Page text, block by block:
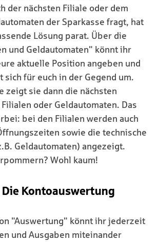
der nächsten Filiale oder dem
der Sparkasse fragt, hat
Lösung parat. Über die
und Geldautomaten" könnt ihr
aktuelle Position angeben und
sich für euch in der Gegend um.
zeigt sie dann die nächsten
oder Geldautomaten. Das
bei den Filialen werden auch
sowie die technische
Geldautomaten) angezeigt.
Wohl kaum!
Kontoauswertung
"Auswertung" könnt ihr jederzeit
und Ausgaben miteinander